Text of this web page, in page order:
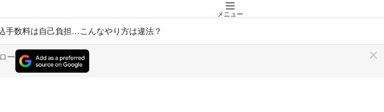
メニュー
手数料は自己負担…こんなやり方は違法？
ー